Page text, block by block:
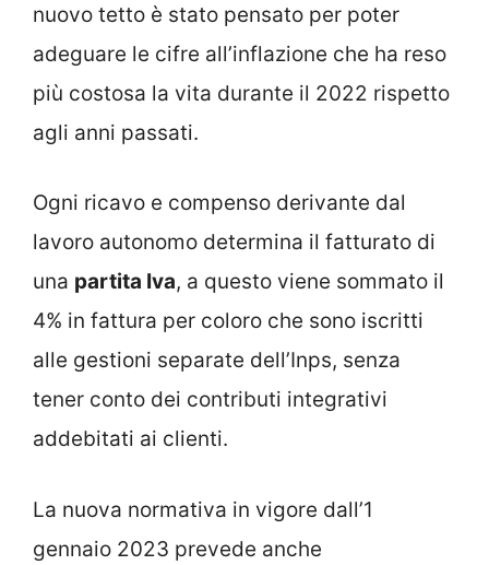
nuovo tetto è stato pensato per poter
adeguare le cifre all’inflazione che ha reso
più costosa la vita durante il 2022 rispetto
agli anni passati.
Ogni ricavo e compenso derivante dal
lavoro autonomo determina il fatturato di
una partita Iva, a questo viene sommato il
4% in fattura per coloro che sono iscritti
alle gestioni separate dell’Inps, senza
tener conto dei contributi integrativi
addebitati ai clienti.
La nuova normativa in vigore dall’1
gennaio 2023 prevede anche